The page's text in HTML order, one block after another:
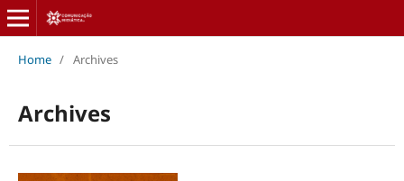
Home / Archives
Archives